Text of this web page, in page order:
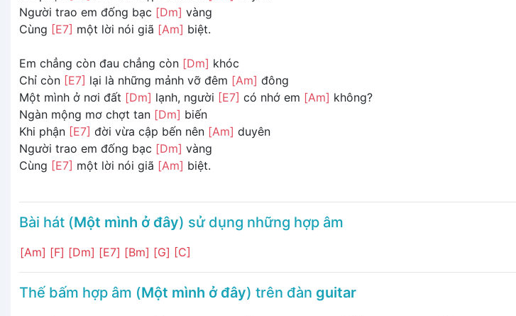
Người trao em đống bạc [Dm] vàng
Cùng [E7] một lời nói giã [Am] biệt.
Em chẳng còn đau chẳng còn [Dm] khóc
Chỉ còn [E7] lại là những mảnh vỡ đêm [Am] đông
Một mình ở nơi đất [Dm] lạnh, người [E7] có nhớ em [Am] không?
Ngàn mộng mơ chợt tan [Dm] biến
Khi phận [E7] đời vừa cập bến nên [Am] duyên
Người trao em đống bạc [Dm] vàng
Cùng [E7] một lời nói giã [Am] biệt.
Bài hát (Một mình ở đây) sử dụng những hợp âm
[Am] [F] [Dm] [E7] [Bm] [G] [C]
Thế bấm hợp âm (Một mình ở đây) trên đàn guitar